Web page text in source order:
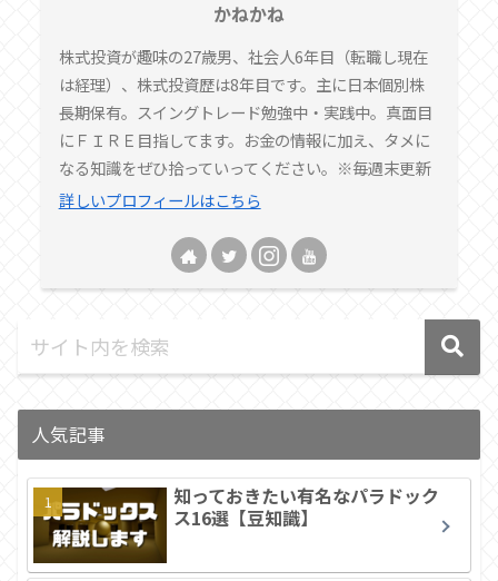
かねかね
株式投資が趣味の27歳男、社会人6年目（転職し現在
は経理）、株式投資歴は8年目です。主に日本個別株
長期保有。スイングトレード勉強中・実践中。真面目
にＦＩＲＥ目指してます。お金の情報に加え、タメに
なる知識をぜひ拾っていってください。※毎週末更新
詳しいプロフィールはこちら
人気記事
知っておきたい有名なパラドック
ス16選【豆知識】